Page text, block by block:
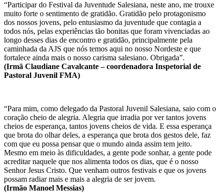
“Participar do Festival da Juventude Salesiana, neste ano, me trouxe
muito forte o sentimento de gratidão. Gratidão pelo protagonismo
dos nossos jovens, pelo entusiasmo da juventude que contagia a
todos nós, pelas experiências tão bonitas que foram vivenciadas ao
longo desses dias de encontro e gratidão, principalmente pela
caminhada da AJS que nós temos aqui no nosso Nordeste e que
fortalece ainda mais o nosso carisma salesiano. Obrigada”.
(Irmã Claudiane Cavalcante – coordenadora Inspetorial de
Pastoral Juvenil FMA)
“Para mim, como delegado da Pastoral Juvenil Salesiana, saio com o
coração cheio de alegria. Alegria que irradia por ver tantos jovens
cheios de esperança, tantos jovens cheios de vida. E essa esperança
que brota do olhar deles, a esperança que brota dos gestos dele, faz
com que eu possa pensar que o mundo ainda assim tem jeito.
Mesmo em meio às dificuldades, a gente pode sonhar, a gente pode
acreditar naquele que nos alimenta todos os dias, que é o nosso
Senhor Jesus Cristo. Que venham outros festivais e que os jovens
possam radiar mais e mais a alegria de ser jovem.
(Irmão Manoel Messias)